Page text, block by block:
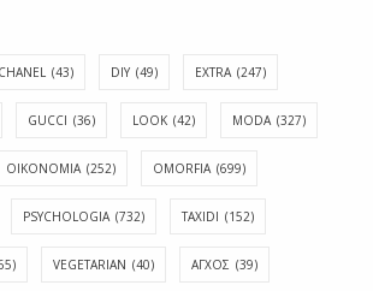
CHANEL (43) DIY (49) EXTRA (247)
GUCCI (36) LOOK (42) MODA (327)
OIKONOMIA (252) OMORFIA (699)
PSYCHOLOGIA (732) TAXIDI (152)
VEGETARIAN (40) ΑΓΧΟΣ (39)